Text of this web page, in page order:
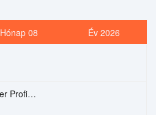
Hónap 08 Év 2026
Le-Professionnel (Der Profi) – Chi Mai